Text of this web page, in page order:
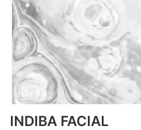
INDIBA FACIAL